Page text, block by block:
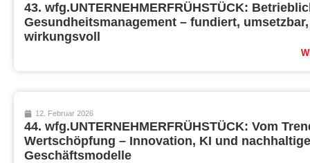
43. wfg.UNTERNEHMERFRÜHSTÜCK:
Gesundheitsmanagement – fundiert, umsetzbar,
wirkungsvoll
12. Februar 2026
44. wfg.UNTERNEHMERFRÜHSTÜCK: Vom
Wertschöpfung – Innovation, KI und nachhaltige
Geschäftsmodelle